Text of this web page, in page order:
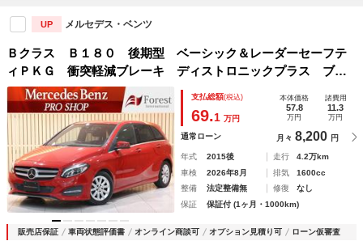
UP メルセデス・ベンツ
Ｂクラス Ｂ１８０ 後期型 ベーシック＆レーダーセーフテ
ィＰＫＧ 衝突軽減ブレーキ ディストロニックプラス ブラ
インドスポットアシスト 純正ナビ バックカメラ ＬＥＤヘ
ッドライト シートヒーター
支払総額(税込)
69.1 万円
本体価格
57.8
万円
諸費用
11.3
万円
通常ローン 月々 8,200 円
年式 2015後 走行
4.2万km
車検
2026年8月 排気
1600cc
整備
法定整備無 修復
なし
保証
保証付 (1ヶ月・1000km)
販売店保証 車両状態評価書 オンライン商談可 オプション見積り可 ローン仮審査